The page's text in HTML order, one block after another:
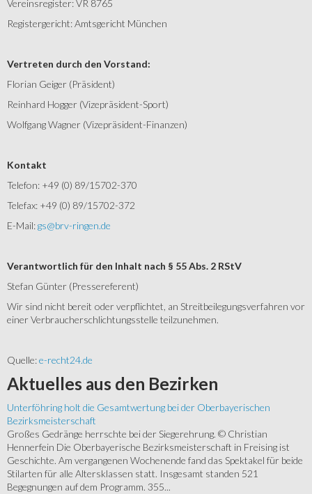
Vereinsregister: VR 8765
Registergericht: Amtsgericht München
Vertreten durch den Vorstand:
Florian Geiger (Präsident)
Reinhard Hogger (Vizepräsident-Sport)
Wolfgang Wagner (Vizepräsident-Finanzen)
Kontakt
Telefon: +49 (0) 89/15702-370
Telefax: +49 (0) 89/15702-372
E-Mail:gs@brv-ringen.de
Verantwortlich für den Inhalt nach § 55 Abs. 2 RStV
Stefan Günter (Pressereferent)
Wir sind nicht bereit oder verpflichtet, an Streitbeilegungsverfahren vor
einer Verbraucherschlichtungsstelle teilzunehmen.
Quelle:e-recht24.de
Aktuelles aus den Bezirken
Unterföhring holt die Gesamtwertung bei der Oberbayerischen
Bezirksmeisterschaft
Großes Gedränge herrschte bei der Siegerehrung. © Christian
Hennerfein Die Oberbayerische Bezirksmeisterschaft in Freising ist
Geschichte. Am vergangenen Wochenende fand das Spektakel für beide
Stilarten für alle Altersklassen statt. Insgesamt standen 521
Begegnungen auf dem Programm. 355...